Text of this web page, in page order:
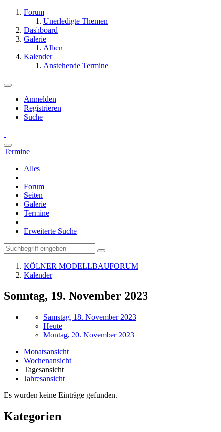
Forum
Unerledigte Themen
Dashboard
Galerie
Alben
Kalender
Anstehende Termine
Anmelden
Registrieren
Suche
Termine
Alles
Forum
Seiten
Galerie
Termine
Erweiterte Suche
KÖLNER MODELLBAUFORUM
Kalender
Sonntag, 19. November 2023
Samstag, 18. November 2023
Heute
Montag, 20. November 2023
Monatsansicht
Wochenansicht
Tagesansicht
Jahresansicht
Es wurden keine Einträge gefunden.
Kategorien